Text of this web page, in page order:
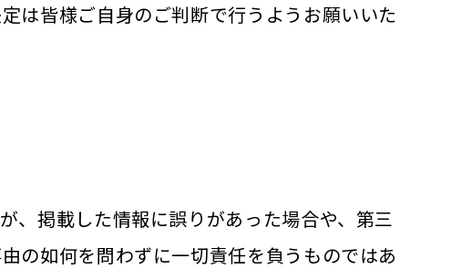
は皆様ご自身のご判断で行うようお願いいた
、掲載した情報に誤りがあった場合や、第三
の如何を問わずに一切責任を負うものではあ